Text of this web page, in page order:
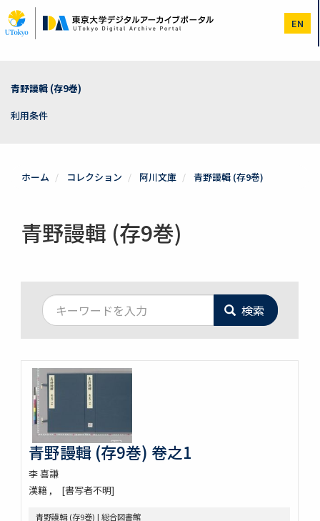
イ
ン
EN
青野謾輯 (存9巻)
利用条件
ホーム コレクション 阿川文庫 青野謾輯 (存9巻)
青野謾輯 (存9巻)
検索
青野謾輯 (存9巻) 卷之1
李 喜謙
漢籍
[書写者不明]
青野謾輯 (存9巻) | 総合図書館